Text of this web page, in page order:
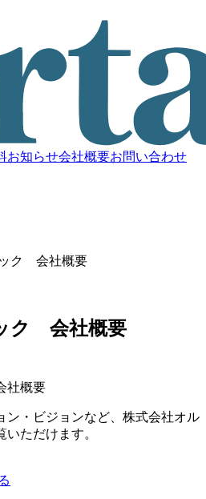
お知らせ会社概要お問い合わせ
ク 会社概要
ク 会社概要
ン・ビジョンなど、株式会社オル
ただけます。